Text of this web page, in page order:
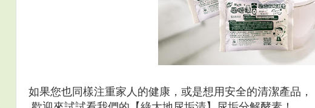
如果您也同樣注重家人的健康，或是想用安全的清潔產品，